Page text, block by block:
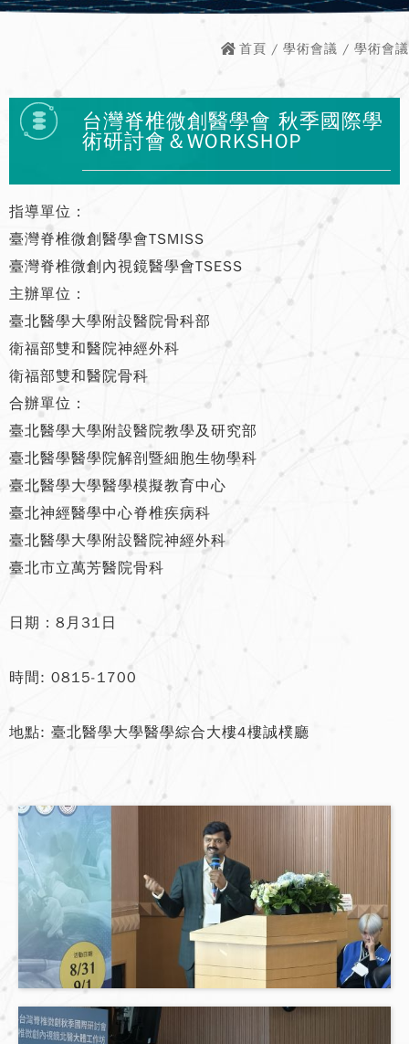
首頁 / 學術會議 / 學術會議
台灣脊椎微創醫學會 秋季國際學
術研討會＆WORKSHOP
指導單位：
臺灣脊椎微創醫學會TSMISS
臺灣脊椎微創內視鏡醫學會TSESS
主辦單位：
臺北醫學大學附設醫院骨科部
衛福部雙和醫院神經外科
衛福部雙和醫院骨科
合辦單位：
臺北醫學大學附設醫院教學及研究部
臺北醫學醫學院解剖暨細胞生物學科
臺北醫學大學醫學模擬教育中心
臺北神經醫學中心脊椎疾病科
臺北醫學大學附設醫院神經外科
臺北市立萬芳醫院骨科
日期：8月31日
時間: 0815-1700
地點: 臺北醫學大學醫學綜合大樓4樓誠樸廳